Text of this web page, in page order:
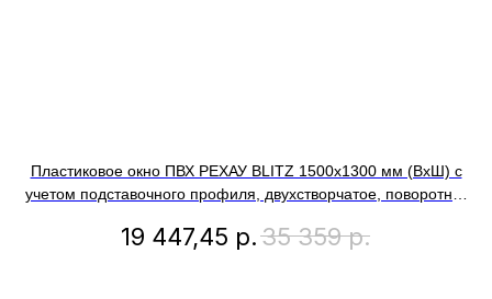
Пластиковое окно ПВХ РЕХАУ BLITZ 1500х1300 мм (ВхШ) с
учетом подставочного профиля, двухстворчатое, поворотно-
белое
19 447,45 р.35 359 р.